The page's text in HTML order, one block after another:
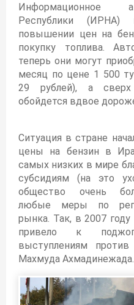
Информационное
Республики (ИРНА)
повышении цен на
покупку топлива.
теперь они могут
месяц по цене 1 500
29 рублей), а
обойдется вдвое
Ситуация в стране
цены на бензин в
самых низких в мире
субсидиям (на это
общество очень
любые меры по
рынка. Так, в 2007
привело к
выступлениям
Махмуда Ахмадинежада.